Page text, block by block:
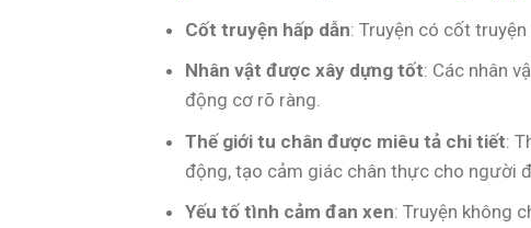
Cốt truyện hấp dẫn: Truyện có cốt
Nhân vật được xây dựng tốt: Các nhân
động cơ rõ ràng.
Thế giới tu chân được miêu tả chi tiết:
động, tạo cảm giác chân thực cho người
Yếu tố tình cảm đan xen: Truyện không